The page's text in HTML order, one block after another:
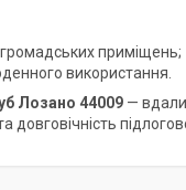
приміщень;
використання.
Лозано 44009 —
довговічність